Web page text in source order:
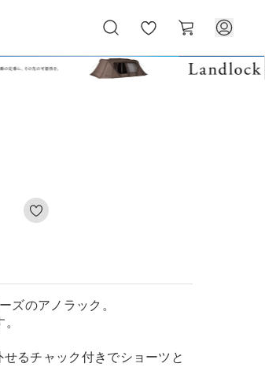
気
に
ー
ト
ズのアノラック。
るチャック付きでショーツと